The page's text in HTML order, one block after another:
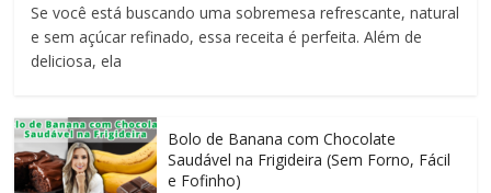
Se você está buscando uma sobremesa refrescante, natural
e sem açúcar refinado, essa receita é perfeita. Além de
deliciosa, ela
Bolo de Banana com Chocolate
Saudável na Frigideira (Sem Forno, Fácil
e Fofinho)